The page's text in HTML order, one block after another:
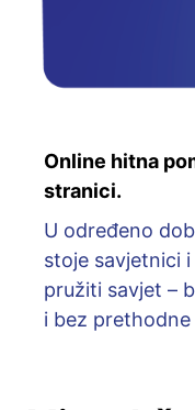
Online hitna
stranici.
U određeno
stoje savjetnici
pružiti savjet –
i bez prethodne